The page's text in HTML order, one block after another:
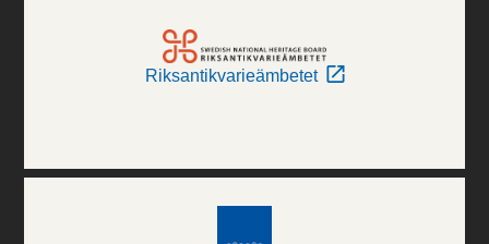
Riksantikvarieämbetet